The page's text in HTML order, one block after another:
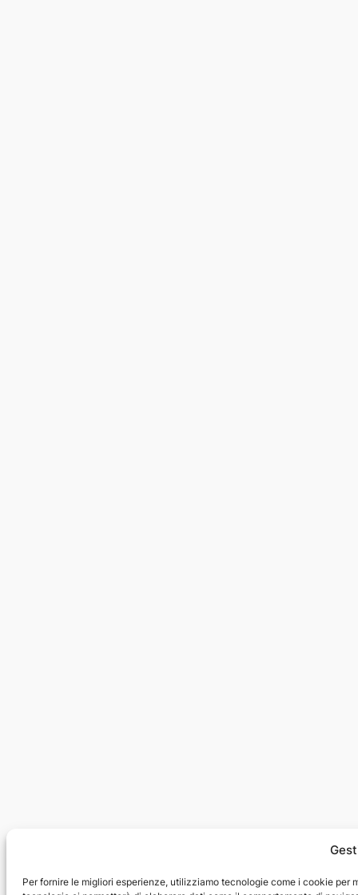
Per fornire le migliori esperienze, utilizziamo tecnologie come i cookie